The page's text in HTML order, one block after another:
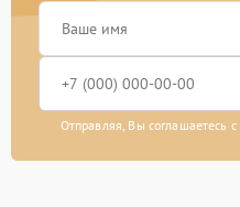
Отправляя, Вы соглашаетесь с